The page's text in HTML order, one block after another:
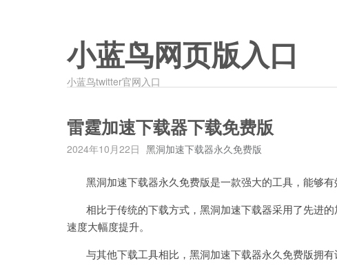
小蓝鸟网页版入口
小蓝鸟twitter官网入口
雷霆加速下载器下载免费版
2024年10月22日 黑洞加速下载器永久免费版
黑洞加速下载器永久免费版是一款强大的工具，能够有
相比于传统的下载方式，黑洞加速下载器采用了先进的
速度大幅度提升。
与其他下载工具相比，黑洞加速下载器永久免费版拥有